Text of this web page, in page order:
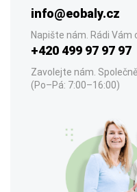
info@eobaly.cz
Napište nám. Rádi
+420 499 97 97 97
Zavolejte nám.
(Po–Pá: 7:00–16:00)